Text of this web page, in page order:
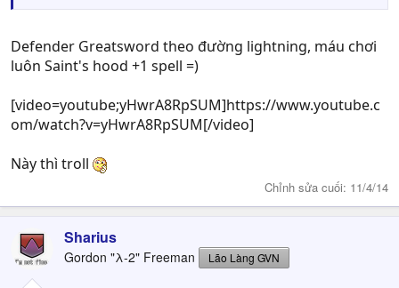
Defender Greatsword theo đường lightning, máu chơi
luôn Saint's hood +1 spell =)
[video=youtube;yHwrA8RpSUM]https://www.youtube.c
om/watch?v=yHwrA8RpSUM[/video]
Này thì troll
Chỉnh sửa cuối: 11/4/14
Sharius
Gordon "λ-2" Freeman Lão Làng GVN